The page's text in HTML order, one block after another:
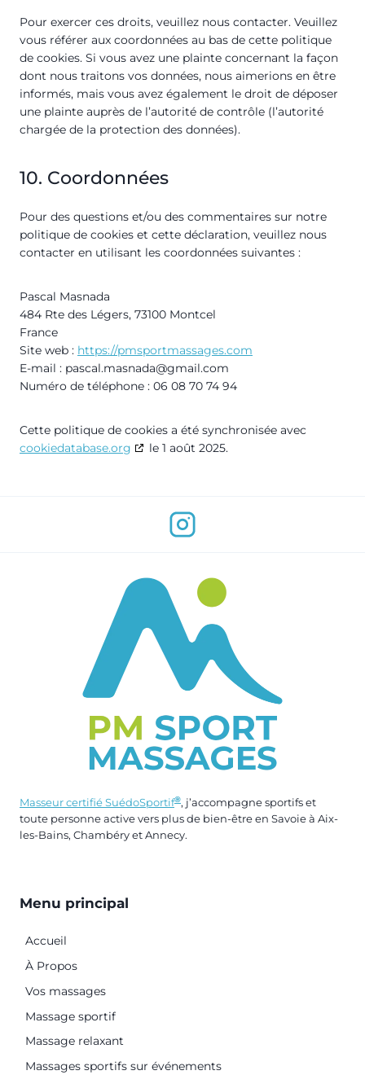
Pour exercer ces droits, veuillez nous contacter. Veuillez
vous référer aux coordonnées au bas de cette politique
de cookies. Si vous avez une plainte concernant la façon
dont nous traitons vos données, nous aimerions en être
informés, mais vous avez également le droit de déposer
une plainte auprès de l’autorité de contrôle (l’autorité
chargée de la protection des données).
10. Coordonnées
Pour des questions et/ou des commentaires sur notre
politique de cookies et cette déclaration, veuillez nous
contacter en utilisant les coordonnées suivantes :
Pascal Masnada
484 Rte des Légers, 73100 Montcel
France
Site web : https://pmsportmassages.com
E-mail : pascal.masnada@gmail.com
Numéro de téléphone : 06 08 70 74 94
Cette politique de cookies a été synchronisée avec
cookiedatabase.org
le 1 août 2025.
Masseur certifié SuédoSportif®, j’accompagne sportifs et
toute personne active vers plus de bien-être en Savoie à Aix-
les-Bains, Chambéry et Annecy.
Menu principal
Accueil
À Propos
Vos massages
Massage sportif
Massage relaxant
Massages sportifs sur événements